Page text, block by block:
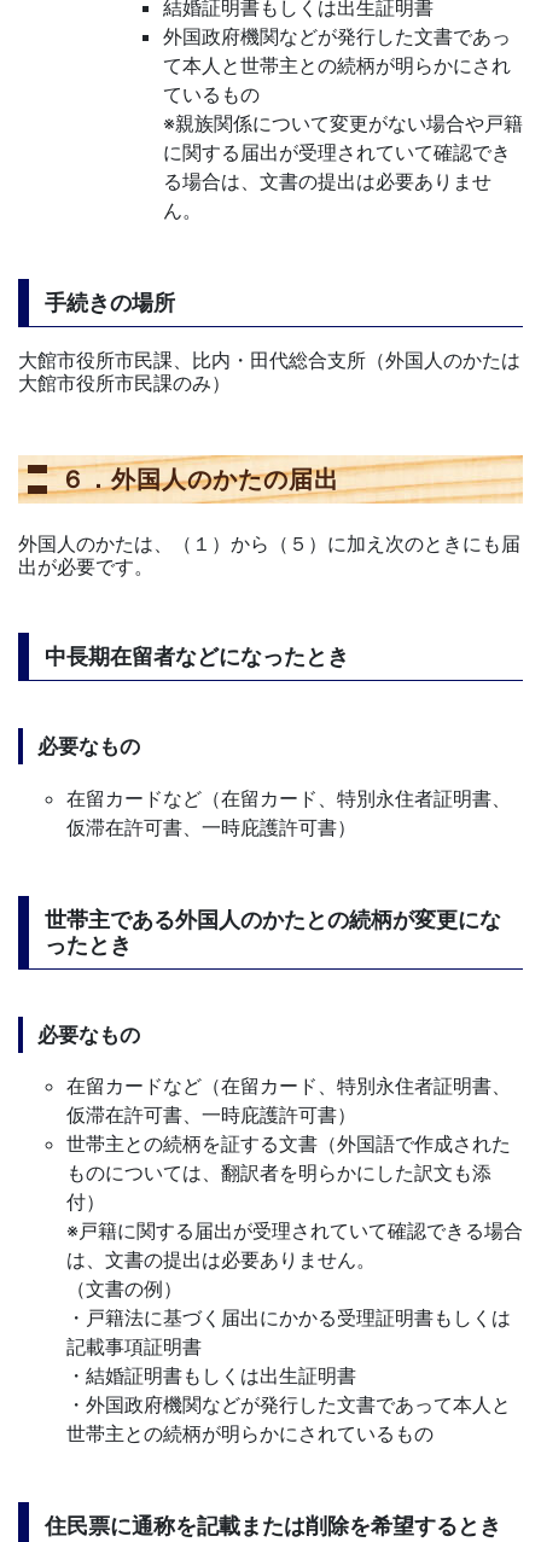
結婚証明書もしくは出生証明書
外国政府機関などが発行した文書であっ
て本人と世帯主との続柄が明らかにされ
ているもの
※親族関係について変更がない場合や戸籍
に関する届出が受理されていて確認でき
る場合は、文書の提出は必要ありませ
ん。
手続きの場所
大館市役所市民課、比内・田代総合支所（外国人のかたは
大館市役所市民課のみ）
６．外国人のかたの届出
外国人のかたは、（１）から（５）に加え次のときにも届
出が必要です。
中長期在留者などになったとき
必要なもの
在留カードなど（在留カード、特別永住者証明書、
仮滞在許可書、一時庇護許可書）
世帯主である外国人のかたとの続柄が変更にな
ったとき
必要なもの
在留カードなど（在留カード、特別永住者証明書、
仮滞在許可書、一時庇護許可書）
世帯主との続柄を証する文書（外国語で作成された
ものについては、翻訳者を明らかにした訳文も添
付）
※戸籍に関する届出が受理されていて確認できる場合
は、文書の提出は必要ありません。
（文書の例）
・戸籍法に基づく届出にかかる受理証明書もしくは
記載事項証明書
・結婚証明書もしくは出生証明書
・外国政府機関などが発行した文書であって本人と
世帯主との続柄が明らかにされているもの
住民票に通称を記載または削除を希望するとき